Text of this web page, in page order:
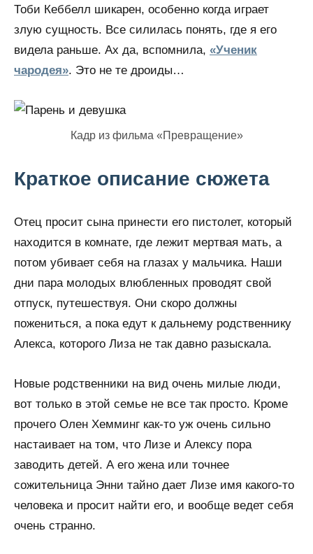
Тоби Кеббелл шикарен, особенно когда играет
злую сущность. Все силилась понять, где я его
видела раньше. Ах да, вспомнила, «Ученик
чародея». Это не те дроиды…
Кадр из фильма «Превращение»
Краткое описание сюжета
Отец просит сына принести его пистолет, который
находится в комнате, где лежит мертвая мать, а
потом убивает себя на глазах у мальчика. Наши
дни пара молодых влюбленных проводят свой
отпуск, путешествуя. Они скоро должны
пожениться, а пока едут к дальнему родственнику
Алекса, которого Лиза не так давно разыскала.
Новые родственники на вид очень милые люди,
вот только в этой семье не все так просто. Кроме
прочего Олен Хемминг как-то уж очень сильно
настаивает на том, что Лизе и Алексу пора
заводить детей. А его жена или точнее
сожительница Энни тайно дает Лизе имя какого-то
человека и просит найти его, и вообще ведет себя
очень странно.